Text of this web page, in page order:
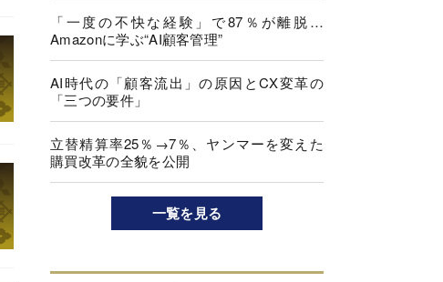
「一度の不快な経験」で87％が離脱…
Amazonに学ぶ“AI顧客管理”
AI時代の「顧客流出」の原因とCX変革の
「三つの要件」
立替精算率25％→7％、ヤンマーを変えた
購買改革の全貌を公開
一覧を見る